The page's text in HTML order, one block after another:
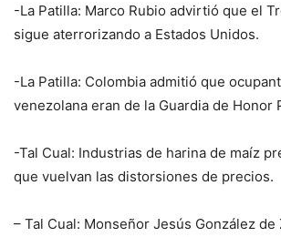
-La Patilla: Marco Rubio advirtió que el
sigue aterrorizando a Estados Unidos.
-La Patilla: Colombia admitió que
venezolana eran de la Guardia de Honor
-Tal Cual: Industrias de harina de maíz
que vuelvan las distorsiones de precios.
– Tal Cual: Monseñor Jesús González de